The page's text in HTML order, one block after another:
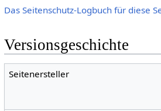
Das Seitenschutz-Logbuch für diese
Versionsgeschichte
Seitenersteller